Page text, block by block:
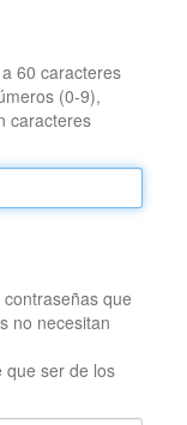
60 caracteres
(0-9),
caracteres
que
no necesitan
que ser de los